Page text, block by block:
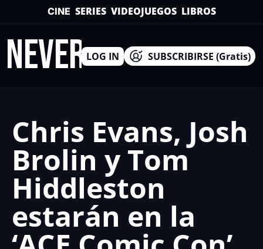
CINE SERIES VIDEOJUEGOS LIBROS
LOG IN SUBSCRIBIRSE (Gratis)
Chris Evans, Josh
Brolin y Tom
Hiddleston
estarán en la